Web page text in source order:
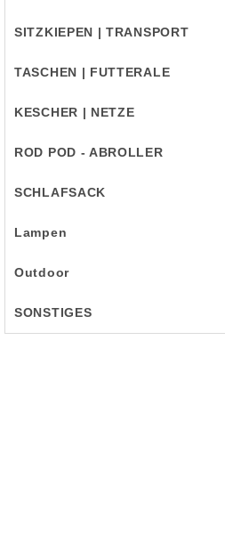
SITZKIEPEN | TRANSPORT
TASCHEN | FUTTERALE
KESCHER | NETZE
ROD POD - ABROLLER
SCHLAFSACK
Lampen
Outdoor
SONSTIGES